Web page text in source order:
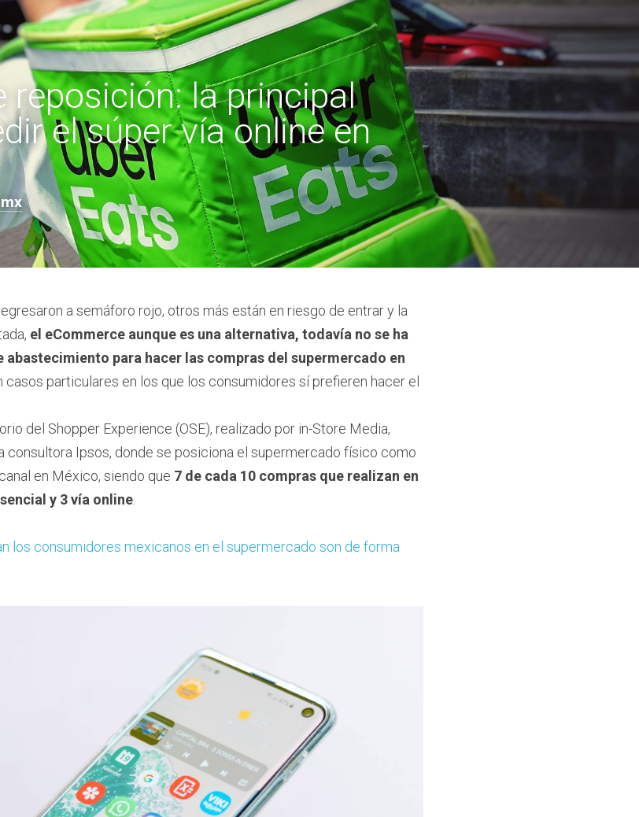
reposición: la principal
el súper vía online en
a semáforo rojo, otros más están en riesgo de entrar y la
el eCommerce aunque es una alternativa, todavía no se ha
para hacer las compras del supermercado en
casos particulares en los que los consumidores sí prefieren hacer el
del Shopper Experience (OSE), realizado por in-Store Media,
consultora Ipsos, donde se posiciona el supermercado físico como
en México, siendo que 7 de cada 10 compras que realizan en
y 3 vía online
los consumidores mexicanos en el supermercado son de forma